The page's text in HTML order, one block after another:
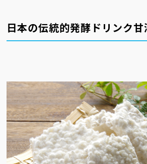
日本の伝統的発酵ドリンク甘